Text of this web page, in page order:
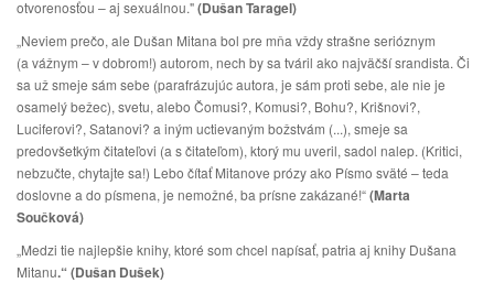
otvorenosťou – aj sexuálnou."(Dušan Taragel)
„Neviem prečo, ale Dušan Mitana bol pre mňa vždy strašne serióznym
(a vážnym – v dobrom!) autorom, nech by sa tváril ako najväčší srandista. Či
sa už smeje sám sebe (parafrázujúc autora, je sám proti sebe, ale nie je
osamelý bežec), svetu, alebo Čomusi?, Komusi?, Bohu?, Krišnovi?,
Luciferovi?, Satanovi? a iným uctievaným božstvám (...), smeje sa
predovšetkým čitateľovi (a s čitateľom), ktorý mu uveril, sadol nalep. (Kritici,
nebzučte, chytajte sa!) Lebo čítať Mitanove prózy ako Písmo sväté – teda
doslovne a do písmena, je nemožné, ba prísne zakázané!“(Marta
Součková)
„Medzi tie najlepšie knihy, ktoré som chcel napísať, patria aj knihy Dušana
Mitanu.“ (Dušan Dušek)